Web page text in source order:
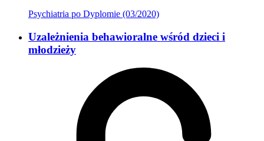
Psychiatria po Dyplomie (03/2020)
Uzależnienia behawioralne wśród dzieci i
młodzieży